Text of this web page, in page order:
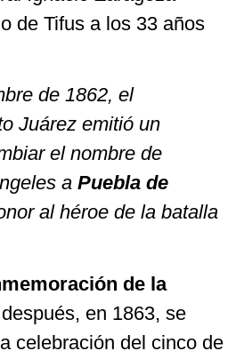
de Tifus a los 33 años
de 1862, el
Juárez emitió un
el nombre de
a Puebla de
al héroe de la batalla
de la
en 1863, se
celebración del cinco de